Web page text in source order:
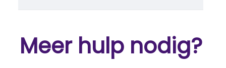
Meer hulp nodig?